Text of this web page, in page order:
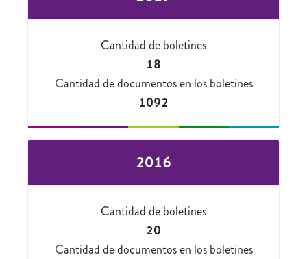
Cantidad de boletines
18
Cantidad de documentos en los boletines
1092
2016
Cantidad de boletines
20
Cantidad de documentos en los boletines